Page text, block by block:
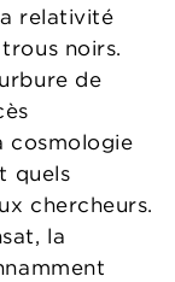
relativité
noirs.
de
cosmologie
quels
chercheurs.
la